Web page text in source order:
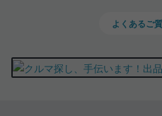
よくあるご